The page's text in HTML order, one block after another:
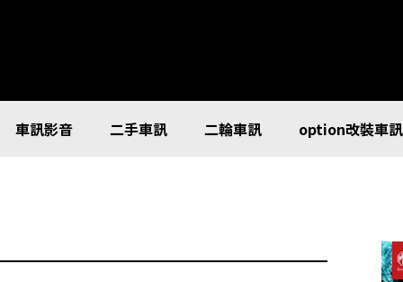
車訊影音 二手車訊 二輪車訊 option改裝車訊